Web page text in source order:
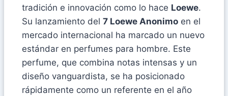
tradición e innovación como lo hace Loewe.
Su lanzamiento del 7 Loewe Anonimo en el
mercado internacional ha marcado un nuevo
estándar en perfumes para hombre. Este
perfume, que combina notas intensas y un
diseño vanguardista, se ha posicionado
rápidamente como un referente en el año